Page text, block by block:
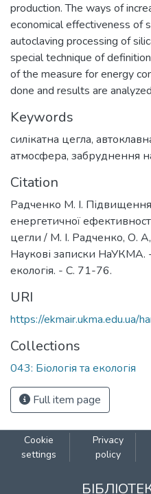
production. The ways of
economical effectiveness of
autoclaving processing of
special technique of
of the measure for energy
done and results are
Keywords
силікатна цегла,
атмосфера, забруднення
Citation
Радченко М. І. Підвищення
енергетичної
цегли / М. І. Радченко, О.
Наукові записки НаУКМА.
екологія. - С. 71-76.
URI
https://
Collections
043: Біологія та екологія
Full item page
Cookie
settings
Privacy
policy